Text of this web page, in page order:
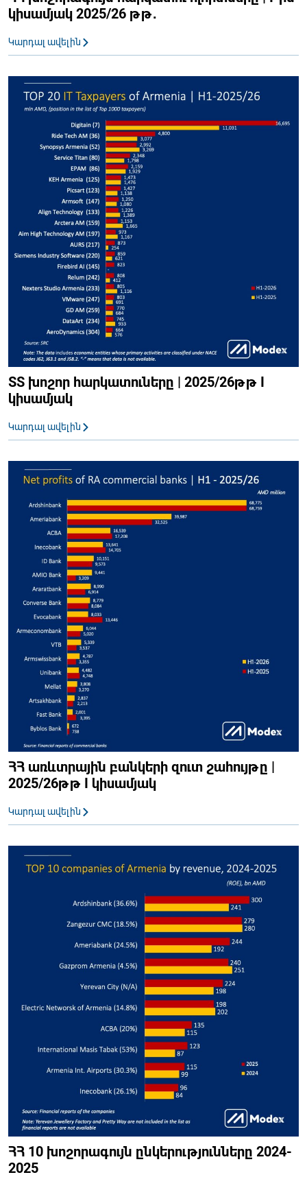
կիսամյակ 2025/26 թթ․
Կարդալ ավելին
ՏՏ խոշոր հարկատուները | 2025/26թթ I
կիսամյակ
Կարդալ ավելին
ՀՀ առևտրային բանկերի զուտ շահույթը |
2025/26թթ I կիսամյակ
Կարդալ ավելին
ՀՀ 10 խոշորագույն ընկերությունները 2024-
2025